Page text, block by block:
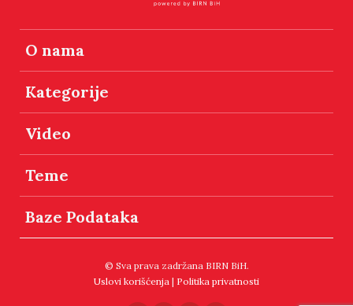
O nama
Kategorije
Video
Teme
Baze Podataka
© Sva prava zadržana BIRN BiH.
Uslovi korišćenja | Politika privatnosti